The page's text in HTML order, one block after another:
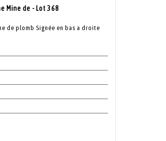
Mine de - Lot 368
de plomb Signée en bas a droite